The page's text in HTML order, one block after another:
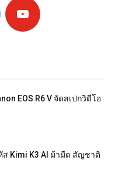
EOS R6 V จัดสเปกวิดีโอ
ส Kimi K3 AI ม้ามืด สัญชาติ